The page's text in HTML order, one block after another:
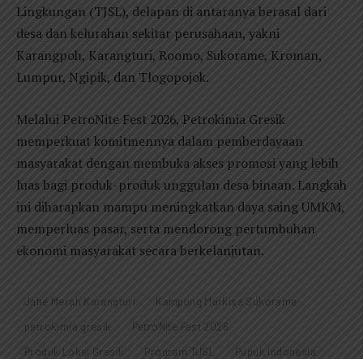
Lingkungan (TJSL), delapan di antaranya berasal dari
desa dan kelurahan sekitar perusahaan, yakni
Karangpoh, Karangturi, Roomo, Sukorame, Kroman,
Lumpur, Ngipik, dan Tlogopojok.
Melalui PetroNite Fest 2026, Petrokimia Gresik
memperkuat komitmennya dalam pemberdayaan
masyarakat dengan membuka akses promosi yang lebih
luas bagi produk-produk unggulan desa binaan. Langkah
ini diharapkan mampu meningkatkan daya saing UMKM,
memperluas pasar, serta mendorong pertumbuhan
ekonomi masyarakat secara berkelanjutan.
Jahe Merah Karangturi
Kampung Markisa Sukorame
petrokimia gresik
PetroNite Fest 2026
Produk Lokal Gresik
Program TJSL
Pupuk Indonesia